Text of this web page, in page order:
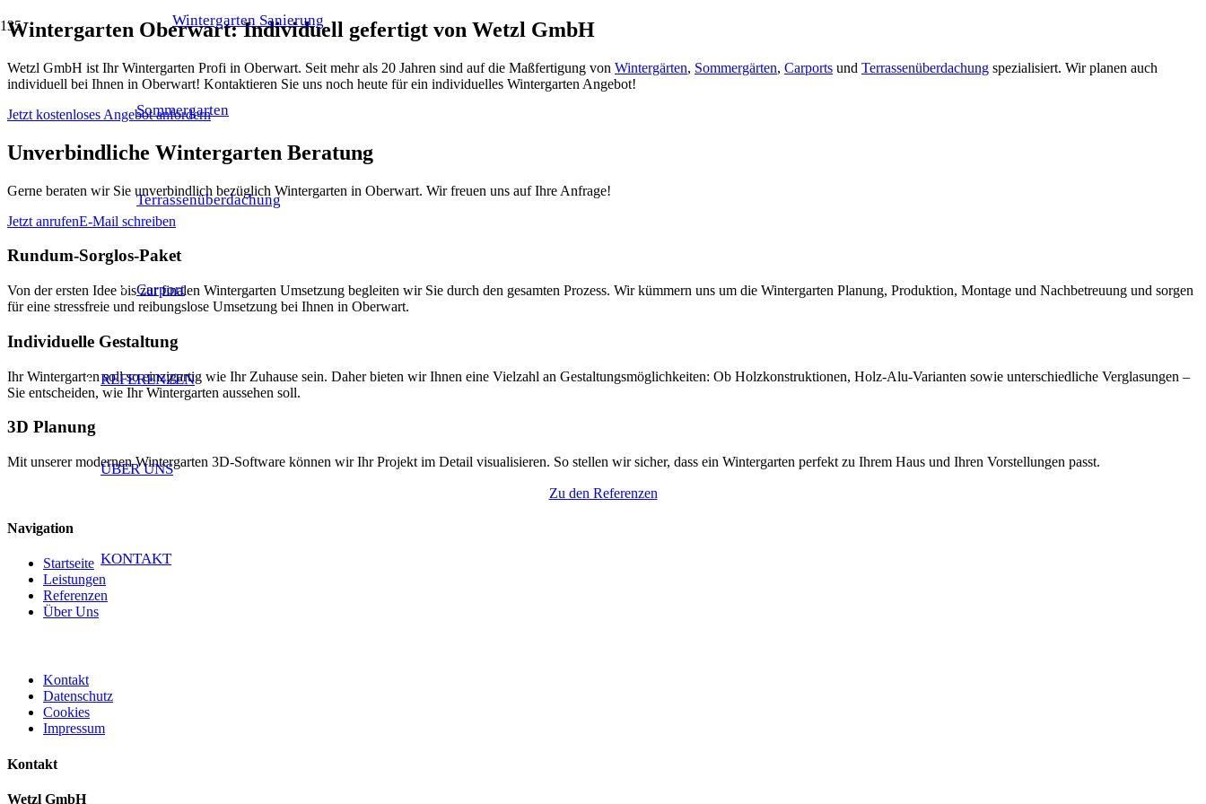
Wintergarten Sanierung
Sommergarten
Terrassenüberdachung
Carport
REFERENZEN
ÜBER UNS
KONTAKT
Wintergarten Oberwart: Individuell gefertigt von Wetzl GmbH
Wetzl GmbH ist Ihr Wintergarten Profi in Oberwart. Seit mehr als 20 Jahren sind auf die Maßfertigung von Wintergärten, Sommergärten, Carports und Terrassenüberdachung spezialisiert. Wir planen auch
individuell bei Ihnen in Oberwart! Kontaktieren Sie uns noch heute für ein individuelles Wintergarten Angebot!
Jetzt kostenloses Angebot anfordern
Unverbindliche Wintergarten Beratung
Gerne beraten wir Sie unverbindlich bezüglich Wintergarten in Oberwart. Wir freuen uns auf Ihre Anfrage!
Jetzt anrufenE-Mail schreiben
Rundum-Sorglos-Paket
Von der ersten Idee bis zur finalen Wintergarten Umsetzung begleiten wir Sie durch den gesamten Prozess. Wir kümmern uns um die Wintergarten Planung, Produktion, Montage und Nachbetreuung und sorgen
für eine stressfreie und reibungslose Umsetzung bei Ihnen in Oberwart.
Individuelle Gestaltung
Ihr Wintergarten soll so einzigartig wie Ihr Zuhause sein. Daher bieten wir Ihnen eine Vielzahl an Gestaltungsmöglichkeiten: Ob Holzkonstruktionen, Holz-Alu-Varianten sowie unterschiedliche Verglasungen –
Sie entscheiden, wie Ihr Wintergarten aussehen soll.
3D Planung
Mit unserer modernen Wintergarten 3D-Software können wir Ihr Projekt im Detail visualisieren. So stellen wir sicher, dass ein Wintergarten perfekt zu Ihrem Haus und Ihren Vorstellungen passt.
Zu den Referenzen
Navigation
Startseite
Leistungen
Referenzen
Über Uns
Kontakt
Datenschutz
Cookies
Impressum
Kontakt
Wetzl GmbH